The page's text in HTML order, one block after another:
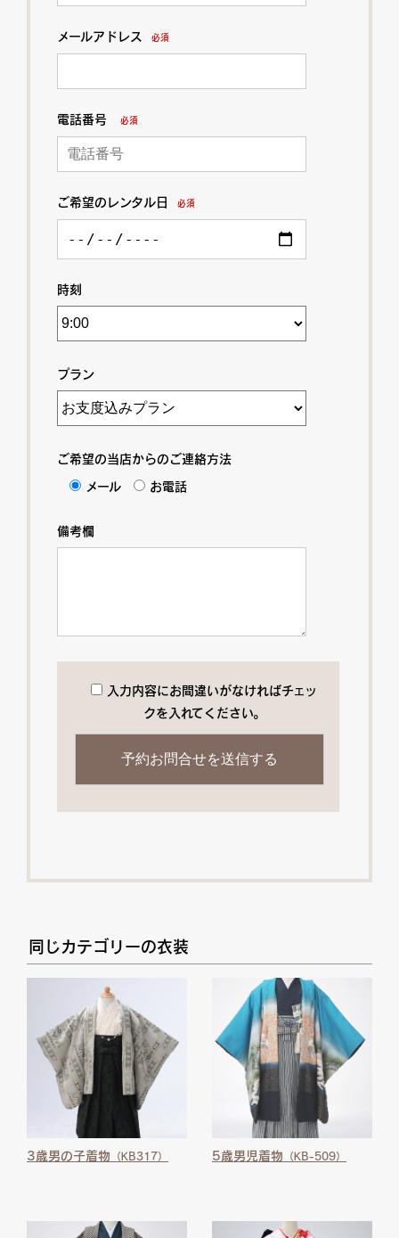
メールアドレス 必須
電話番号 必須
ご希望のレンタル日 必須
時刻
プラン
ご希望の当店からのご連絡方法
メール お電話
備考欄
入力内容にお間違いがなければチェッ
クを入れてください。
同じカテゴリーの衣装
3歳男の子着物 （KB317） 5歳男児着物 （KB-509）